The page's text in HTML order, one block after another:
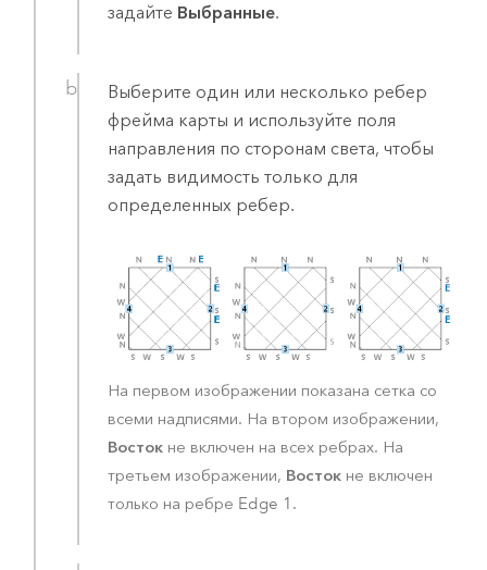
задайте Выбранные.
Выберите один или несколько ребер
фрейма карты и используйте поля
направления по сторонам света, чтобы
задать видимость только для
определенных ребер.
На первом изображении показана сетка со
всеми надписями. На втором изображении,
Восток не включен на всех ребрах. На
третьем изображении, Восток не включен
только на ребре Edge 1.